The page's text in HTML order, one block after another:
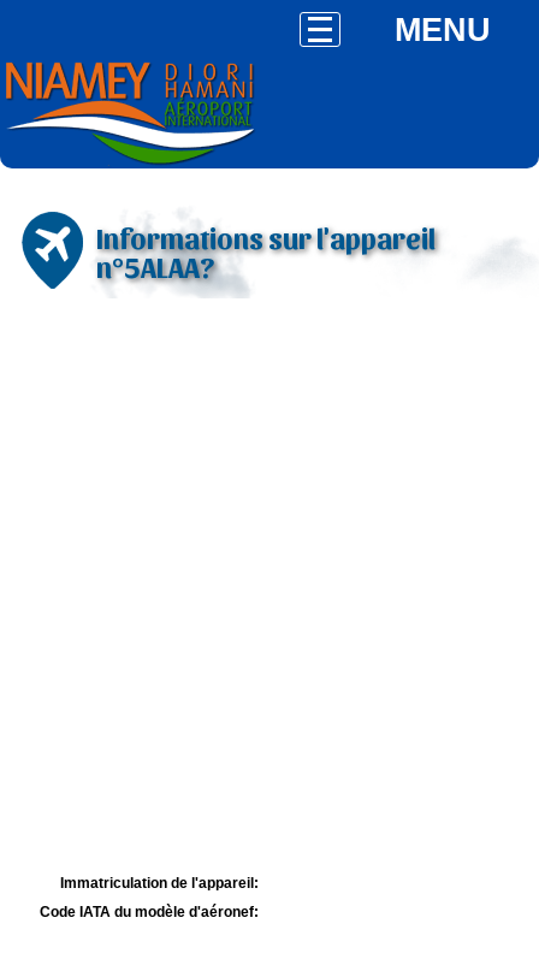
MENU
Informations sur l'appareil
n°5ALAA?
Immatriculation de l'appareil:
Code IATA du modèle d'aéronef: